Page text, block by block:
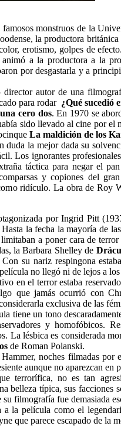
monstruos de la
la productora
erotismo, golpes de
a la productora a la
por desgastarla y a
autor de una
para rodar ¿Qué sucedió
cero dos. En 1970 se
sido llevado al cine por el
La maldición de los
la mejor dada su
Los ignorantes
táctica para negar el
y copiones del
ridículo. La obra de Roy
por Ingrid Pitt
la fecha la mayoría de
a poner cara de
la Barbara Shelley de
Con su nariz respingona
no llegó ni de lejos a
en el terror estaba
que jamás ocurrió con
exclusiva de las
tiene un tono
y homofóbicos.
La lésbica es considerada
de Roman Polanski.
noches filmadas por
aunque no aparezcan
terrorífica, no es tan
belleza típica, sus
filmografía fue demasiada
a la película como el
que parece escapado de la